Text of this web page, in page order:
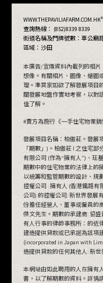
WWW.THEPAVILIAFARM.COM.HK#
查詢熱線： (852)8339 8339
街道名稱及門牌號數： 車公廟
區域：沙田
本廣告/宣傳資料內載列的相
想像。有關相片、圖像、繪圖
理。準買家如欲了解發展項目
關發展地盤作實地考察，以對
佳了解。
#賣方為施行《一手住宅物業
發展項目名稱：柏傲莊。發展
「期數」)。柏傲莊 I 之住宅部
有限公司 (作為“擁有人”)、玨
期數中的住宅物業的法律上的
以統籌和監管期數的設計、規
控權公司 : 擁有人 (香港鐵路有
公司) 的控權公司: 新世界發展
份擔任經營人、董事或僱員的
傑文先生。期數的承建商: 協
有人行事的律師事務所：的近
建造提供貸款或已承諾為該項
(incorporated in Japan with
造提供貸款的任何其他人: 新世
本網站由如此聘用的人在擁有
書，以了解期數的資料。詳情